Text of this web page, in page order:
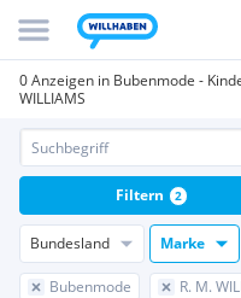
0 Anzeigen in Bubenmode -
WILLIAMS
Bundesland Marke
Bubenmode R. M.
Filtern 2